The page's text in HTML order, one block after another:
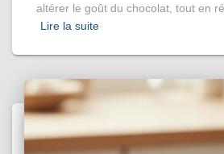
altérer le goût du chocolat, tout en
Lire la suite